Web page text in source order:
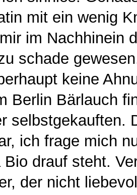
mit ein wenig
im Nachhinein
schade
keine
Berlin Bärlauch
selbstgekauften.
ich frage mich
Bio drauf steht.
der nicht